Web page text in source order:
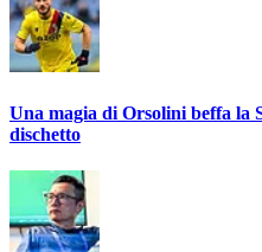
Una magia di Orsolini beffa la
dischetto